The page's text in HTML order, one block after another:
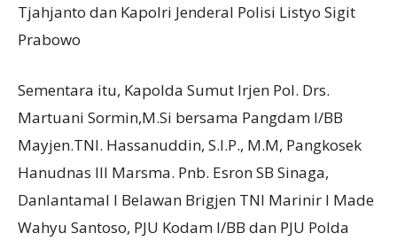
Tjahjanto dan Kapolri Jenderal Polisi Listyo Sigit
Prabowo
Sementara itu, Kapolda Sumut Irjen Pol. Drs.
Martuani Sormin,M.Si bersama Pangdam I/BB
Mayjen.TNI. Hassanuddin, S.I.P., M.M, Pangkosek
Hanudnas III Marsma. Pnb. Esron SB Sinaga,
Danlantamal I Belawan Brigjen TNI Marinir I Made
Wahyu Santoso, PJU Kodam I/BB dan PJU Polda